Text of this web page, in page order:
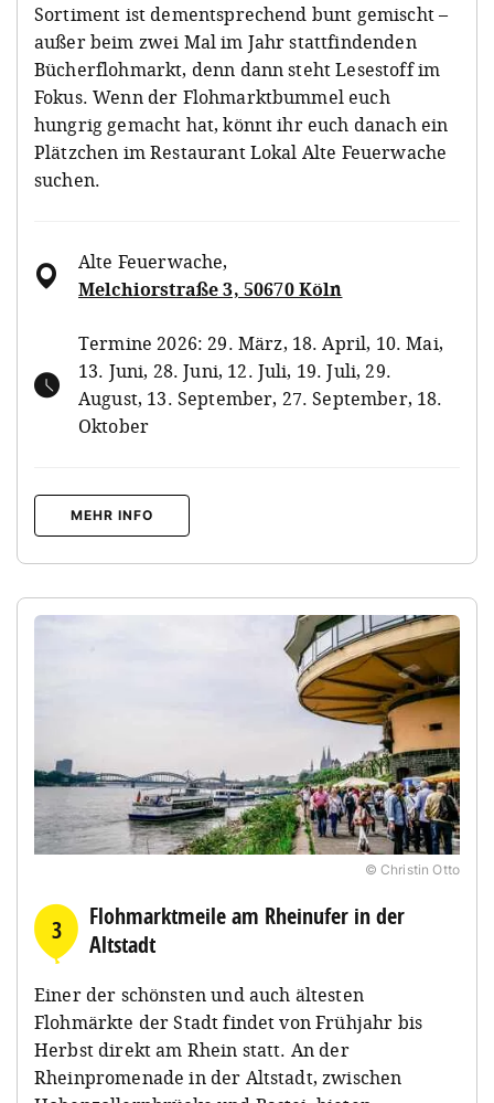
Sortiment ist dementsprechend bunt gemischt –
außer beim zwei Mal im Jahr stattfindenden
Bücherflohmarkt, denn dann steht Lesestoff im
Fokus. Wenn der Flohmarktbummel euch
hungrig gemacht hat, könnt ihr euch danach ein
Plätzchen im Restaurant Lokal Alte Feuerwache
suchen.
Alte Feuerwache,
Melchiorstraße 3, 50670 Köln
Termine 2026: 29. März, 18. April, 10. Mai,
13. Juni, 28. Juni, 12. Juli, 19. Juli, 29.
August, 13. September, 27. September, 18.
Oktober
MEHR INFO
© Christin Otto
3
Flohmarktmeile am Rheinufer in der
Altstadt
Einer der schönsten und auch ältesten
Flohmärkte der Stadt findet von Frühjahr bis
Herbst direkt am Rhein statt. An der
Rheinpromenade in der Altstadt, zwischen